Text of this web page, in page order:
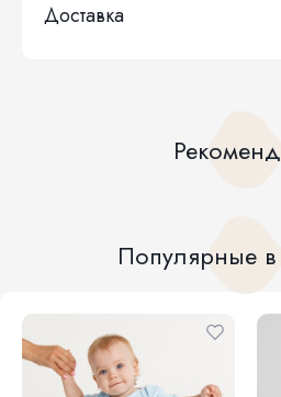
Доставка
Популярные